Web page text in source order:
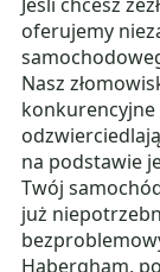
oferujemy
Nasz
konkurencyjne
na podstawie
Twój
już
Habergham,